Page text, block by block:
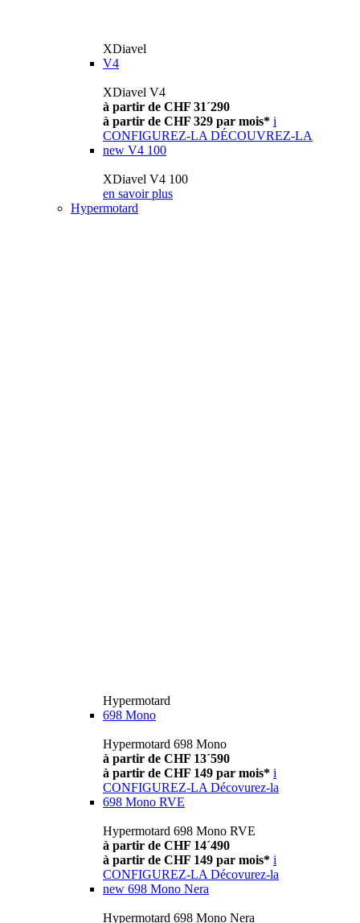
XDiavel
V4
XDiavel V4
à partir de CHF 31´290
à partir de CHF 329 par mois* i
CONFIGUREZ-LA DÉCOUVREZ-LA
new V4 100
XDiavel V4 100
en savoir plus
Hypermotard
Hypermotard
698 Mono
Hypermotard 698 Mono
à partir de CHF 13´590
à partir de CHF 149 par mois* i
CONFIGUREZ-LA Décovurez-la
698 Mono RVE
Hypermotard 698 Mono RVE
à partir de CHF 14´490
à partir de CHF 149 par mois* i
CONFIGUREZ-LA Décovurez-la
new 698 Mono Nera
Hypermotard 698 Mono Nera